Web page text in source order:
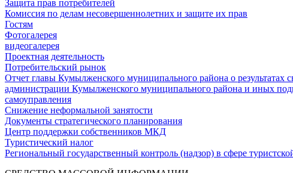
Защита прав потребителей
Комиссия по делам несовершеннолетних и защите их прав
Гостям
Фотогалерея
видеогалерея
Проектная деятельность
Потребительский рынок
Отчет главы Кумылженского муниципального района о результатах
администрации Кумылженского муниципального района и иных
самоуправления
Снижение неформальной занятости
Документы стратегического планирования
Центр поддержки собственников МКД
Туристический налог
Региональный государственный контроль (надзор) в сфере